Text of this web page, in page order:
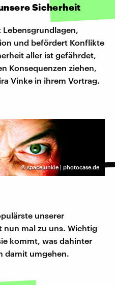
Sicherheit
Lebensgrundlagen,
und befördert Konflikte
aller ist gefährdet,
Konsequenzen ziehen,
Vinke in ihrem Vortrag.
©spacejunkie | photocase.de
unserer
nun mal zu uns. Wichtig
kommt, was dahinter
damit umgehen.